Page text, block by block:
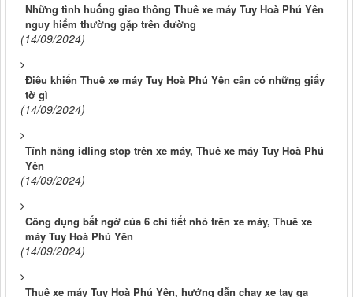
Những tình huống giao thông Thuê xe máy Tuy Hoà Phú Yên
nguy hiểm thường gặp trên đường
(14/09/2024)
Điều khiển Thuê xe máy Tuy Hoà Phú Yên cần có những giấy
tờ gì
(14/09/2024)
Tính năng idling stop trên xe máy, Thuê xe máy Tuy Hoà Phú
Yên
(14/09/2024)
Công dụng bất ngờ của 6 chi tiết nhỏ trên xe máy, Thuê xe
máy Tuy Hoà Phú Yên
(14/09/2024)
Thuê xe máy Tuy Hoà Phú Yên, hướng dẫn chạy xe tay ga